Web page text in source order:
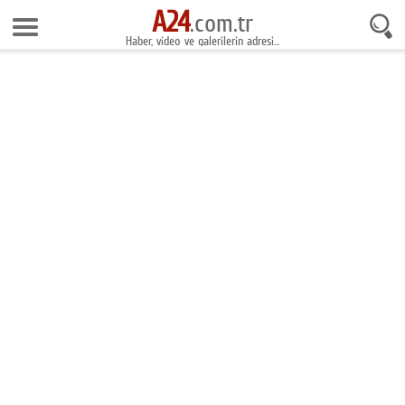
6 Ağustos 2026 5:27:09
Anasayfa
A24.com.tr
Haber, video ve galerilerin adresi...